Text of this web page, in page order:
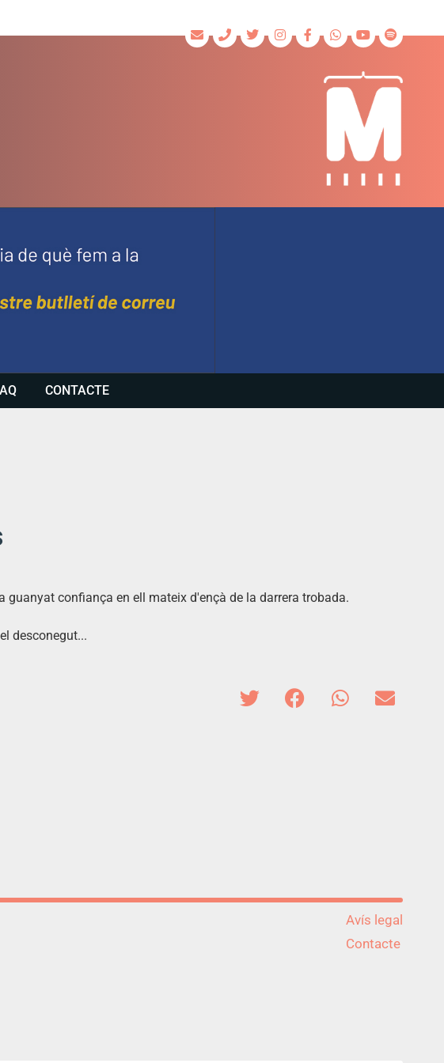
CONTACTE
guanyat confiança en ell mateix d'ençà de la darrera trobada.
desconegut...
Avís legal
Contacte